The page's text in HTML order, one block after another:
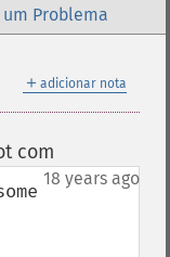
Problema
＋ adicionar nota
com
18 years ago